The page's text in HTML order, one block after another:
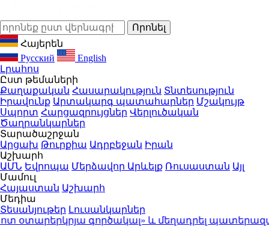
Հայերեն
Русский
English
Լրահոս
Ըստ թեմաների
Քաղաքական Հասարակություն Տնտեսություն
Իրավունք Արտակարգ պատահարներ Մշակույթ
Սպորտ Հարցազրույցներ Վերլուծական
Ծաղրանկարներ
Տարածաշրջան
Արցախ Թուրքիա Ադրբեջան Իրան
Աշխարհ
ԱՄՆ Եվրոպա Մերձավոր Արևելք Ռուսաստան Այլ
Մամուլ
Հայաստան Աշխարհ
Մեդիա
Տեսանյութեր Լուսանկարներ
գործակալ» և մեղադրել պատերազմ